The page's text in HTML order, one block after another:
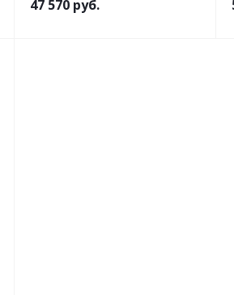
47 570 руб.